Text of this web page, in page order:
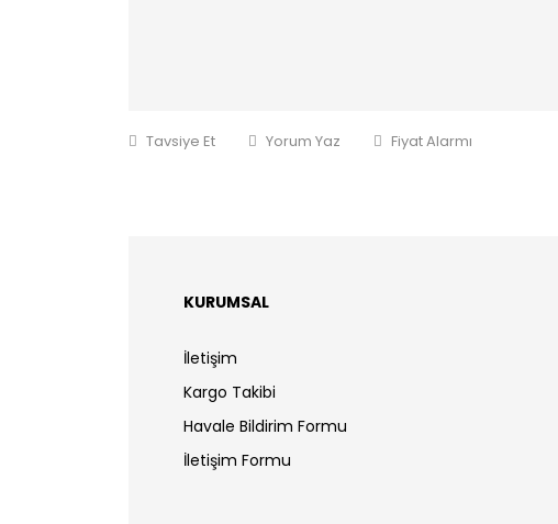
Tavsiye Et Yorum Yaz Fiyat Alarmı
KURUMSAL
İletişim
Kargo Takibi
Havale Bildirim Formu
İletişim Formu